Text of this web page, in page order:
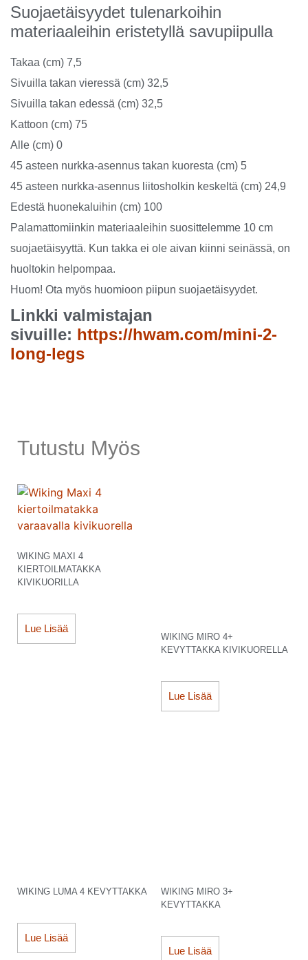
Suojaetäisyydet tulenarkoihin
materiaaleihin eristetyllä savupiipulla
Takaa (cm) 7,5
Sivuilla takan vieressä (cm) 32,5
Sivuilla takan edessä (cm) 32,5
Kattoon (cm) 75
Alle (cm) 0
45 asteen nurkka-asennus takan kuoresta (cm) 5
45 asteen nurkka-asennus liitosholkin keskeltä (cm) 24,9
Edestä huonekaluihin (cm) 100
Palamattomiinkin materiaaleihin suosittelemme 10 cm
suojaetäisyyttä. Kun takka ei ole aivan kiinni seinässä, on
huoltokin helpompaa.
Huom! Ota myös huomioon piipun suojaetäisyydet.
Linkki valmistajan
sivuille: https://hwam.com/mini-2-
long-legs
Tutustu Myös
WIKING MAXI 4
KIERTOILMATAKKA
KIVIKUORILLA
Lue Lisää
WIKING MIRO 4+
KEVYTTAKKA KIVIKUORELLA
Lue Lisää
WIKING LUMA 4 KEVYTTAKKA
Lue Lisää
WIKING MIRO 3+
KEVYTTAKKA
Lue Lisää